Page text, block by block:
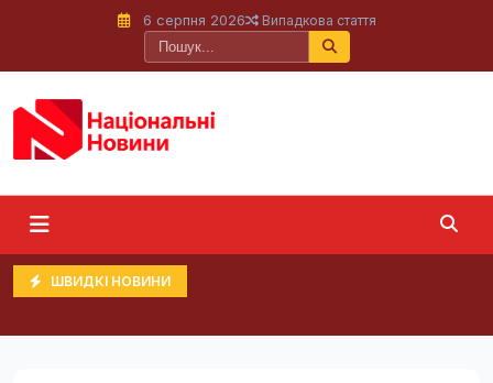
6 серпня 2026 Випадкова стаття
ШВИДКІ НОВИНИ